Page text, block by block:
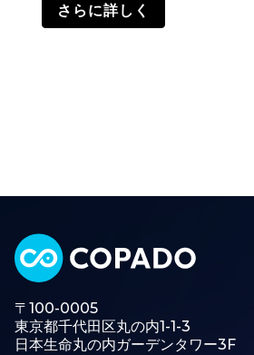
さらに詳しく
〒100-0005
東京都千代田区丸の内1-1-3
日本生命丸の内ガーデンタワー3F